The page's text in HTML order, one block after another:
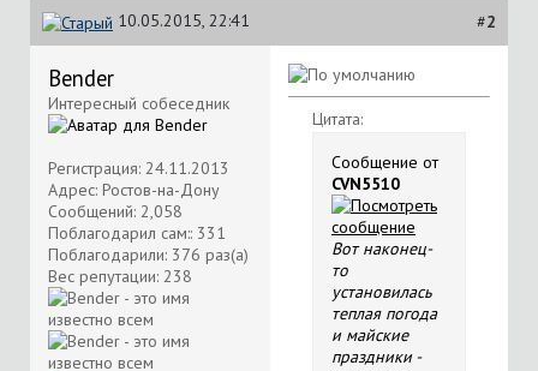
10.05.2015, 22:41 #2
Bender
Интересный собеседник
Регистрация: 24.11.2013
Адрес: Ростов-на-Дону
Сообщений: 2,058
Поблагодарил сам:: 331
Поблагодарили: 376 раз(а)
Вес репутации: 238
Цитата:
Сообщение от
CVN5510
Вот наконец-
то
установилась
теплая погода
и майские
праздники -